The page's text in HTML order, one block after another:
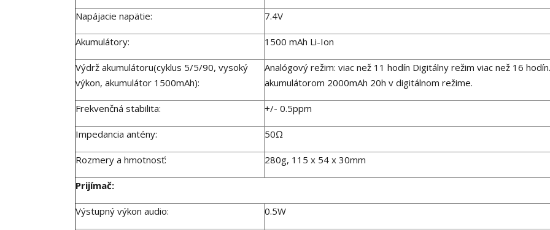
Napájacie napätie: 7.4V
Akumulátory: 1500 mAh Li-Ion
Výdrž akumulátoru(cyklus 5/5/90, vysoký
výkon, akumulátor 1500mAh):
Analógový režim: viac než 11 hodín Digitálny režim viac než 16
akumulátorom 2000mAh 20h v digitálnom režime.
Frekvenčná stabilita: +/- 0.5ppm
Impedancia antény: 50Ω
Rozmery a hmotnosť: 280g, 115 x 54 x 30mm
Prijímač:
Výstupný výkon audio: 0.5W